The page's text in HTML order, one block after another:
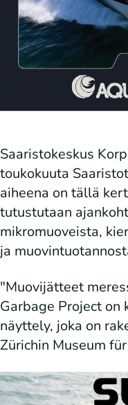
Saaristokeskus
toukokuuta
aiheena on tällä
tutustutaan
mikromuoveista,
ja
"Muovijätteet
Garbage Project on
näyttely, joka on
Zürichin Museum